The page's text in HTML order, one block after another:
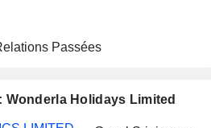
Passées
Wonderla Holidays Limited